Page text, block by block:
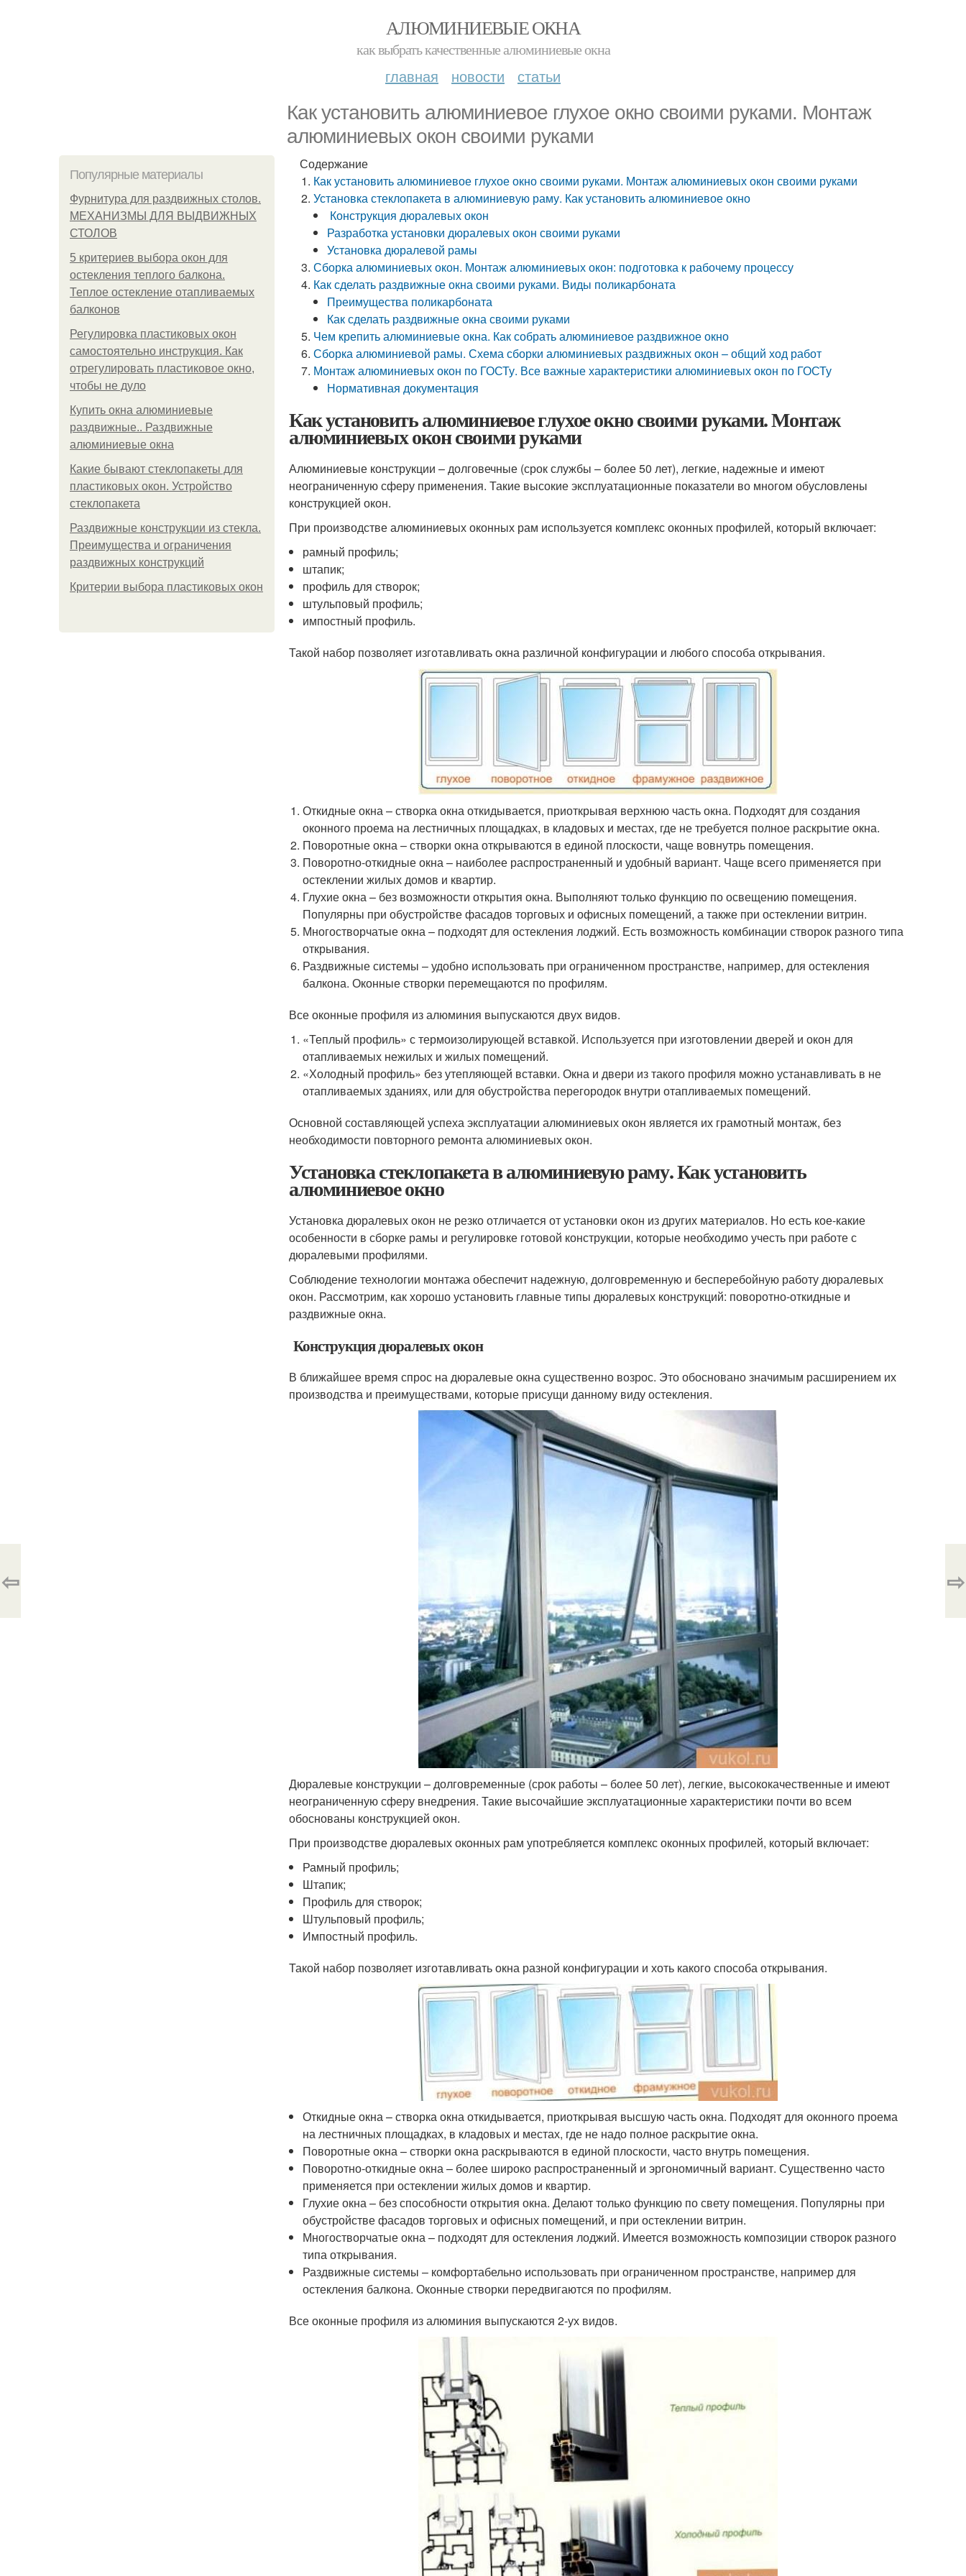
АЛЮМИНИЕВЫЕ ОКНА
как выбрать качественные алюминиевые окна
главная новости статьи
Как установить алюминиевое глухое окно своими руками. Монтаж
алюминиевых окон своими руками
Популярные материалы
Фурнитура для раздвижных столов.
МЕХАНИЗМЫ ДЛЯ ВЫДВИЖНЫХ
СТОЛОВ
5 критериев выбора окон для
остекления теплого балкона.
Теплое остекление отапливаемых
балконов
Регулировка пластиковых окон
самостоятельно инструкция. Как
отрегулировать пластиковое окно,
чтобы не дуло
Купить окна алюминиевые
раздвижные.. Раздвижные
алюминиевые окна
Какие бывают стеклопакеты для
пластиковых окон. Устройство
стеклопакета
Раздвижные конструкции из стекла.
Преимущества и ограничения
раздвижных конструкций
Критерии выбора пластиковых окон
Содержание
Как установить алюминиевое глухое окно своими руками. Монтаж алюминиевых окон своими руками
Установка стеклопакета в алюминиевую раму. Как установить алюминиевое окно
Конструкция дюралевых окон
Разработка установки дюралевых окон своими руками
Установка дюралевой рамы
Сборка алюминиевых окон. Монтаж алюминиевых окон: подготовка к рабочему процессу
Как сделать раздвижные окна своими руками. Виды поликарбоната
Преимущества поликарбоната
Как сделать раздвижные окна своими руками
Чем крепить алюминиевые окна. Как собрать алюминиевое раздвижное окно
Сборка алюминиевой рамы. Схема сборки алюминиевых раздвижных окон – общий ход работ
Монтаж алюминиевых окон по ГОСТу. Все важные характеристики алюминиевых окон по ГОСТу
Нормативная документация
Как установить алюминиевое глухое окно своими руками. Монтаж
алюминиевых окон своими руками
Алюминиевые конструкции – долговечные (срок службы – более 50 лет), легкие, надежные и имеют
неограниченную сферу применения. Такие высокие эксплуатационные показатели во многом обусловлены
конструкцией окон.
При производстве алюминиевых оконных рам используется комплекс оконных профилей, который включает:
рамный профиль;
штапик;
профиль для створок;
штульповый профиль;
импостный профиль.
Такой набор позволяет изготавливать окна различной конфигурации и любого способа открывания.
Откидные окна – створка окна откидывается, приоткрывая верхнюю часть окна. Подходят для создания
оконного проема на лестничных площадках, в кладовых и местах, где не требуется полное раскрытие окна.
Поворотные окна – створки окна открываются в единой плоскости, чаще вовнутрь помещения.
Поворотно-откидные окна – наиболее распространенный и удобный вариант. Чаще всего применяется при
остеклении жилых домов и квартир.
Глухие окна – без возможности открытия окна. Выполняют только функцию по освещению помещения.
Популярны при обустройстве фасадов торговых и офисных помещений, а также при остеклении витрин.
Многостворчатые окна – подходят для остекления лоджий. Есть возможность комбинации створок разного типа
открывания.
Раздвижные системы – удобно использовать при ограниченном пространстве, например, для остекления
балкона. Оконные створки перемещаются по профилям.
Все оконные профиля из алюминия выпускаются двух видов.
«Теплый профиль» с термоизолирующей вставкой. Используется при изготовлении дверей и окон для
отапливаемых нежилых и жилых помещений.
«Холодный профиль» без утепляющей вставки. Окна и двери из такого профиля можно устанавливать в не
отапливаемых зданиях, или для обустройства перегородок внутри отапливаемых помещений.
Основной составляющей успеха эксплуатации алюминиевых окон является их грамотный монтаж, без
необходимости повторного ремонта алюминиевых окон.
Установка стеклопакета в алюминиевую раму. Как установить
алюминиевое окно
Установка дюралевых окон не резко отличается от установки окон из других материалов. Но есть кое-какие
особенности в сборке рамы и регулировке готовой конструкции, которые необходимо учесть при работе с
дюралевыми профилями.
Соблюдение технологии монтажа обеспечит надежную, долговременную и бесперебойную работу дюралевых
окон. Рассмотрим, как хорошо установить главные типы дюралевых конструкций: поворотно-откидные и
раздвижные окна.
Конструкция дюралевых окон
В ближайшее время спрос на дюралевые окна существенно возрос. Это обосновано значимым расширением их
производства и преимуществами, которые присущи данному виду остекления.
Дюралевые конструкции – долговременные (срок работы – более 50 лет), легкие, высококачественные и имеют
неограниченную сферу внедрения. Такие высочайшие эксплуатационные характеристики почти во всем
обоснованы конструкцией окон.
При производстве дюралевых оконных рам употребляется комплекс оконных профилей, который включает:
Рамный профиль;
Штапик;
Профиль для створок;
Штульповый профиль;
Импостный профиль.
Такой набор позволяет изготавливать окна разной конфигурации и хоть какого способа открывания.
Откидные окна – створка окна откидывается, приоткрывая высшую часть окна. Подходят для оконного проема
на лестничных площадках, в кладовых и местах, где не надо полное раскрытие окна.
Поворотные окна – створки окна раскрываются в единой плоскости, часто внутрь помещения.
Поворотно-откидные окна – более широко распространенный и эргономичный вариант. Существенно часто
применяется при остеклении жилых домов и квартир.
Глухие окна – без способности открытия окна. Делают только функцию по свету помещения. Популярны при
обустройстве фасадов торговых и офисных помещений, и при остеклении витрин.
Многостворчатые окна – подходят для остекления лоджий. Имеется возможность композиции створок разного
типа открывания.
Раздвижные системы – комфортабельно использовать при ограниченном пространстве, например для
остекления балкона. Оконные створки передвигаются по профилям.
Все оконные профиля из алюминия выпускаются 2-ух видов.
⇦ ⇨